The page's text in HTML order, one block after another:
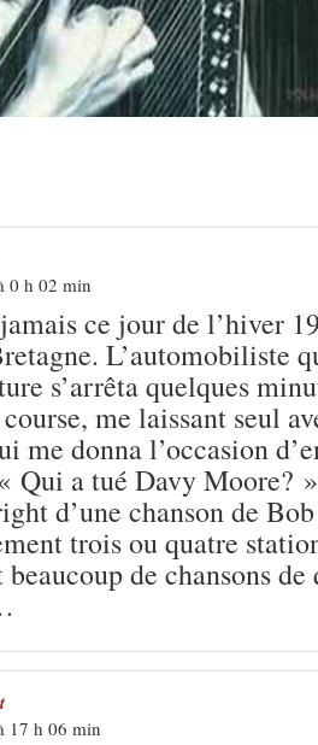
0 h 02 min
ce jour de l’hiver
L’automobiliste
s’arrêta quelques
me laissant seul
me donna l’occasion
Qui a tué Davy Moore?
d’une chanson de
trois ou quatre
beaucoup de chansons
17 h 06 min